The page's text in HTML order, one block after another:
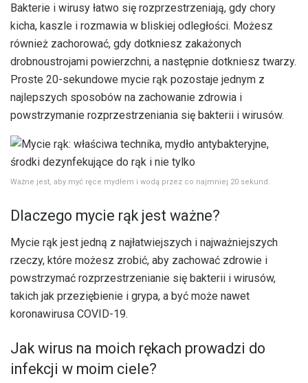
Bakterie i wirusy łatwo się rozprzestrzeniają, gdy chory
kicha, kaszle i rozmawia w bliskiej odległości. Możesz
również zachorować, gdy dotkniesz zakażonych
drobnoustrojami powierzchni, a następnie dotkniesz twarzy.
Proste 20-sekundowe mycie rąk pozostaje jednym z
najlepszych sposobów na zachowanie zdrowia i
powstrzymanie rozprzestrzeniania się bakterii i wirusów.
Ważne jest, aby myć ręce mydłem i wodą przez co najmniej 20 sekund.
Dlaczego mycie rąk jest ważne?
Mycie rąk jest jedną z najłatwiejszych i najważniejszych
rzeczy, które możesz zrobić, aby zachować zdrowie i
powstrzymać rozprzestrzenianie się bakterii i wirusów,
takich jak przeziębienie i grypa, a być może nawet
koronawirusa COVID-19.
Jak wirus na moich rękach prowadzi do
infekcji w moim ciele?